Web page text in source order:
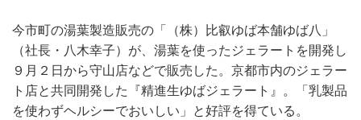
今市町の湯葉製造販売の「（株）比叡ゆば本舗ゆば八」
（社長・八木幸子）が、湯葉を使ったジェラートを開発し
９月２日から守山店などで販売した。京都市内のジェラー
ト店と共同開発した『精進生ゆばジェラート』。「乳製品
を使わずヘルシーでおいしい」と好評を得ている。